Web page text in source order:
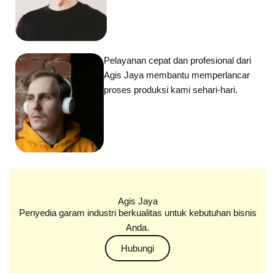
Pelayanan cepat dan profesional dari
Agis Jaya membantu memperlancar
proses produksi kami sehari-hari.
Agis Jaya
Penyedia garam industri berkualitas untuk kebutuhan bisnis
Anda.
Hubungi